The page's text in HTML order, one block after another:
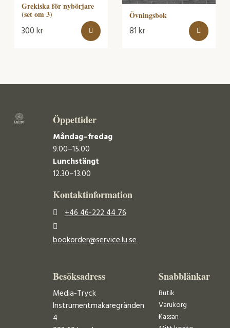
Grekiska för nybörjare
(set om 3)
300kr
Övningsbok
81kr
Öppettider
Måndag–fredag
9.00–15.00
Lunchstängt
12.30–13.00
Kontaktinformation
+46 46-222 44 76
bookorder@service.lu.se
Besöksadress
Media-Tryck
Instrumentmakaregränden
4
Snabblänkar
Butik
Varukorg
Kassan